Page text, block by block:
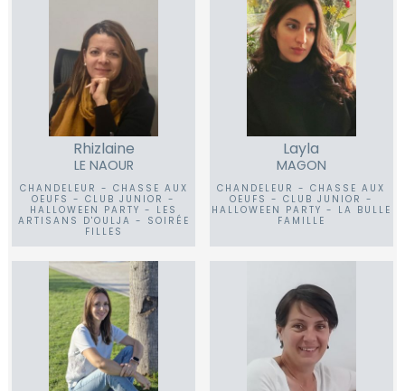
Rhizlaine
LE NAOUR
CHANDELEUR - CHASSE AUX
OEUFS - CLUB JUNIOR -
HALLOWEEN PARTY - LES
ARTISANS D'OULJA - SOIRÉE
FILLES
Layla
MAGON
CHANDELEUR - CHASSE AUX
OEUFS - CLUB JUNIOR -
HALLOWEEN PARTY - LA BULLE
FAMILLE